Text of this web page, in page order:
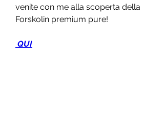
venite con me alla scoperta della
Forskolin premium pure!
QUI